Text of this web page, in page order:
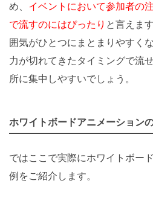
め、 イベントにおいて参加者の
で流すのにはぴったり と言えま
囲気がひとつにまとまりやすく
力が切れてきたタイミングで流
所に集中しやすいでしょう。
ホワイトボードアニメーション
ではここで実際にホワイトボー
例をご紹介します。